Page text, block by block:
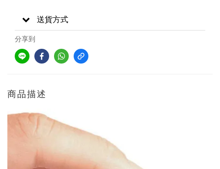
送貨方式
分享到
商品描述